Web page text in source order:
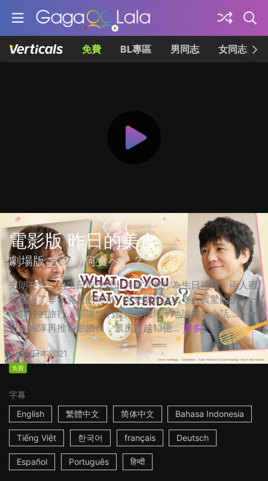
免費 BL專區 男同志 女同志
電影版 昨日的美食
劇場版 きのう何食べた？
史朗在賢二的生日前夕提出共遊京都作為生日禮物，兩人雖
然度過了非常滿足的時光，但史朗卻說出令人震驚的話！一
場開心的旅行，卻讓他們變得無法坦率地說出內心話…… ☆
日劇團隊再推電影續作，票房超越13億... 更多
2h日本2021
免費
字幕
English
繁體中文 简体中文 Bahasa Indonesia
Tiếng Việt 한국어 français Deutsch
Español Português हिन्दी